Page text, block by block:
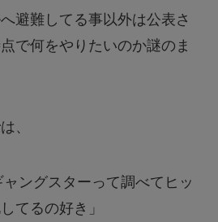
避難してる事以外は公表さ
で何をやりたいのか謎のま
、
ャングスターって調べてヒッ
てるの好き」